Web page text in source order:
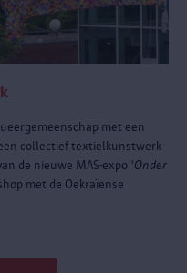
met een
collectief textielkunstwerk
de nieuwe MAS-expo 'Onder
met de Oekraïense